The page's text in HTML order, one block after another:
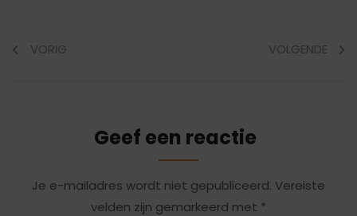
VORIG VOLGENDE
Geef een reactie
Je e-mailadres wordt niet gepubliceerd. Vereiste
velden zijn gemarkeerd met *